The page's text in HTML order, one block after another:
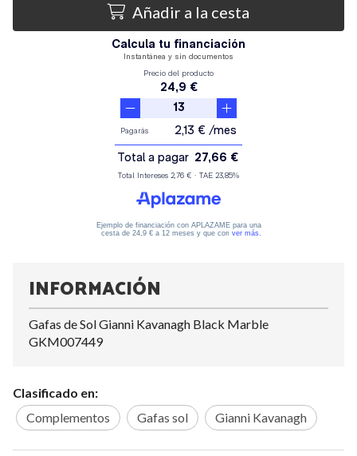
Añadir a la cesta
INFORMACIÓN
Gafas de Sol Gianni Kavanagh Black Marble
GKM007449
Clasificado en:
Complementos
Gafas sol Gianni Kavanagh